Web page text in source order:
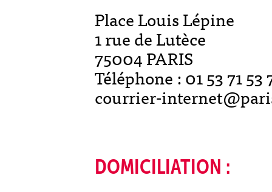
Place Louis Lépine
1 rue de Lutèce
75004 PARIS
Téléphone : 01 53 71 53
courrier-
DOMICILIATION :